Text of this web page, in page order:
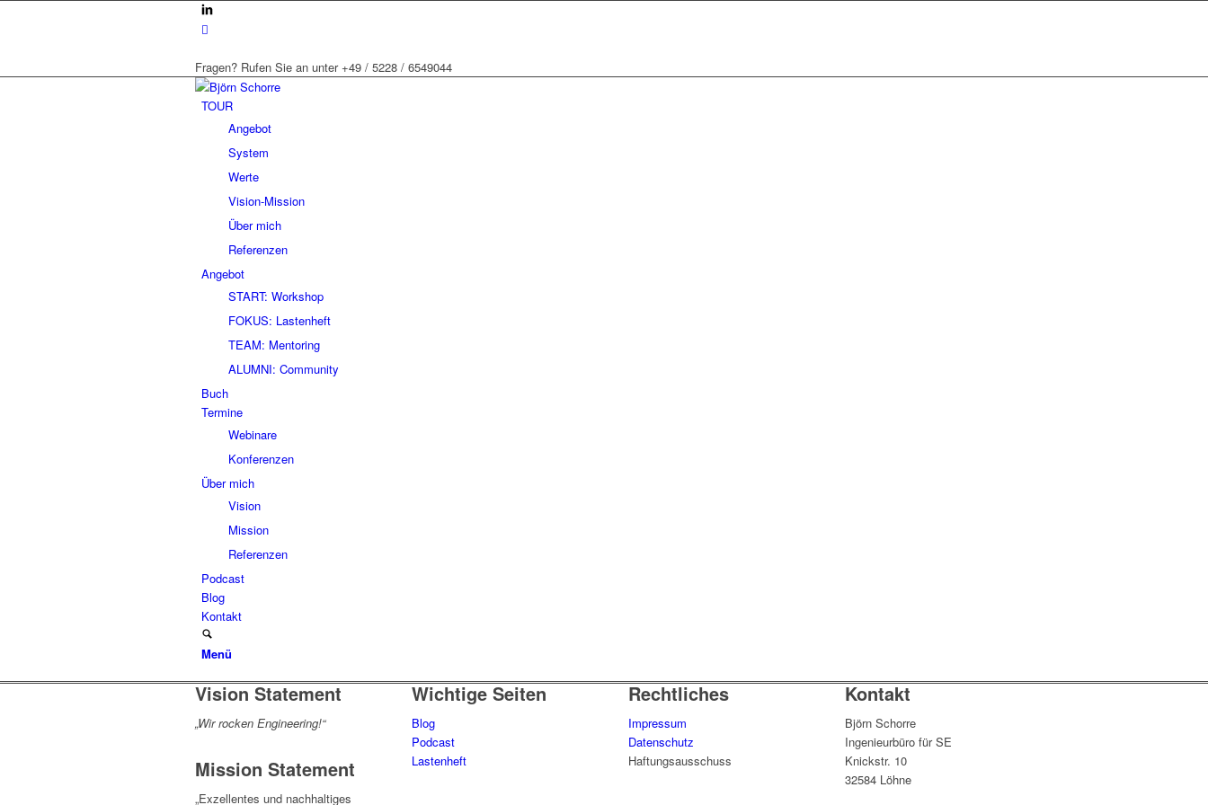
Fragen? Rufen Sie an unter +49 / 5228 / 6549044
TOUR
Angebot
System
Werte
Vision-Mission
Über mich
Referenzen
Angebot
START: Workshop
FOKUS: Lastenheft
TEAM: Mentoring
ALUMNI: Community
Buch
Termine
Webinare
Konferenzen
Über mich
Vision
Mission
Referenzen
Podcast
Blog
Kontakt
Menü
Vision Statement
„Wir rocken Engineering!“
Mission Statement
„Exzellentes und nachhaltiges
Wichtige Seiten
Blog
Podcast
Lastenheft
Rechtliches
Impressum
Datenschutz
Haftungsausschuss
Kontakt
Björn Schorre
Ingenieurbüro für SE
Knickstr. 10
32584 Löhne